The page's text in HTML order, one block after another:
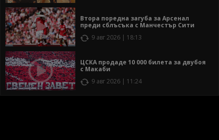
Втора поредна загуба за Арсенал
преди сблъсъка с Манчестър Сити
9 авг 2026 | 18:13
ЦСКА продаде 10 000 билета за двубоя
с Макаби
9 авг 2026 | 11:24